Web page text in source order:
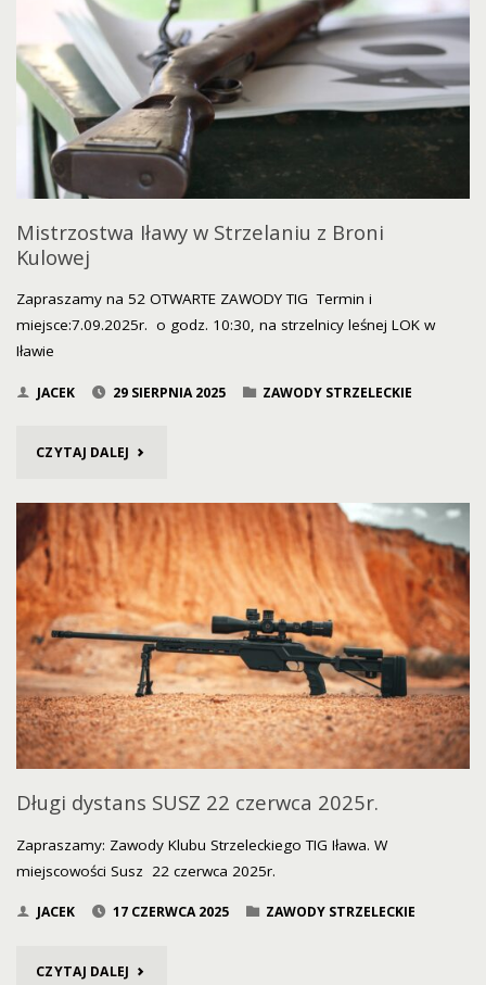
Mistrzostwa Iławy w Strzelaniu z Broni
Kulowej
Zapraszamy na 52 OTWARTE ZAWODY TIG Termin i
miejsce:7.09.2025r. o godz. 10:30, na strzelnicy leśnej LOK w
Iławie
JACEK 29 SIERPNIA 2025 ZAWODY STRZELECKIE
CZYTAJ DALEJ "MISTRZOSTWA
STRZELANIU
Z
BRONI
KULOWEJ"
Długi dystans SUSZ 22 czerwca 2025r.
Zapraszamy: Zawody Klubu Strzeleckiego TIG Iława. W
miejscowości Susz 22 czerwca 2025r.
JACEK 17 CZERWCA 2025 ZAWODY STRZELECKIE
CZYTAJ DALEJ "DŁUGI